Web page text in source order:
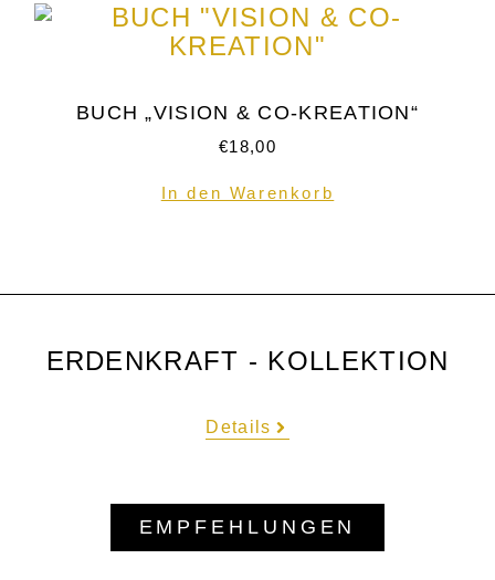
BUCH „VISION & CO-KREATION“
€18,00
In den Warenkorb
ERDENKRAFT - KOLLEKTION
Details
EMPFEHLUNGEN